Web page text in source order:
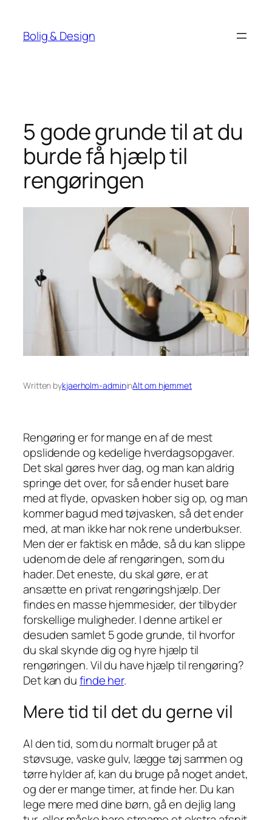
indhold
Bolig & Design
5 gode grunde til at du
burde få hjælp til
rengøringen
Written bykjaerholm-admininAlt om hjemmet
Rengøring er for mange en af de mest
opslidende og kedelige hverdagsopgaver.
Det skal gøres hver dag, og man kan aldrig
springe det over, for så ender huset bare
med at flyde, opvasken hober sig op, og man
kommer bagud med tøjvasken, så det ender
med, at man ikke har nok rene underbukser.
Men der er faktisk en måde, så du kan slippe
udenom de dele af rengøringen, som du
hader. Det eneste, du skal gøre, er at
ansætte en privat rengøringshjælp. Der
findes en masse hjemmesider, der tilbyder
forskellige muligheder. I denne artikel er
desuden samlet 5 gode grunde, til hvorfor
du skal skynde dig og hyre hjælp til
rengøringen. Vil du have hjælp til rengøring?
Det kan dufinde her.
Mere tid til det du gerne vil
Al den tid, som du normalt bruger på at
støvsuge, vaske gulv, lægge tøj sammen og
tørre hylder af, kan du bruge på noget andet,
og der er mange timer, at finde her. Du kan
lege mere med dine børn, gå en dejlig lang